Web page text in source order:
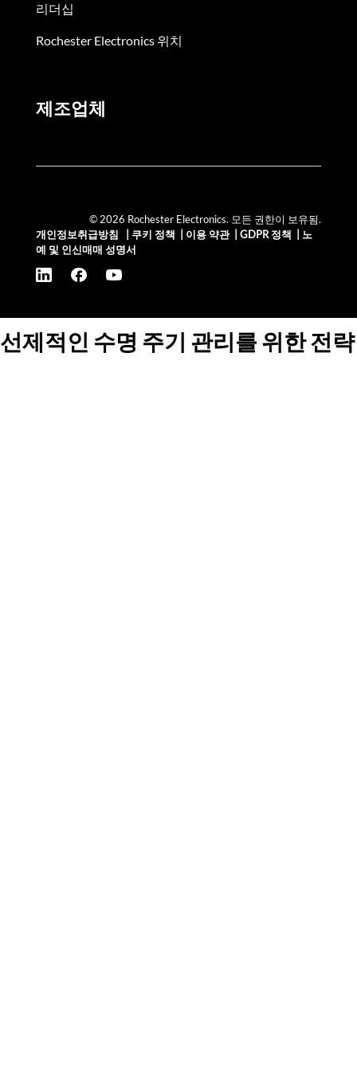
리더십
Rochester Electronics 위치
제조업체
© 2026 Rochester Electronics. 모든 권한이 보유됨.
개인정보취급방침
쿠키 정책 이용 약관| GDPR 정책
노
예 및 인신매매 성명서
선제적인 수명 주기 관리를 위한 전략